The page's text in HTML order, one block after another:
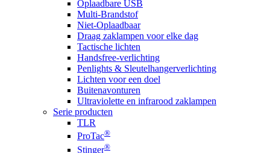
Oplaadbare USB
Multi-Brandstof
Niet-Oplaadbaar
Draag zaklampen voor elke dag
Tactische lichten
Handsfree-verlichting
Penlights & Sleutelhangerverlichting
Lichten voor een doel
Buitenavonturen
Ultraviolette en infrarood zaklampen
Serie producten
TLR
ProTac®
Stinger®